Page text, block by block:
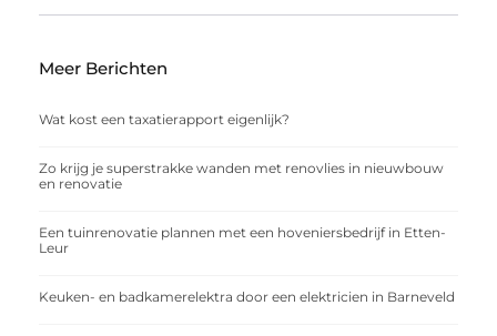
Meer Berichten
Wat kost een taxatierapport eigenlijk?
Zo krijg je superstrakke wanden met renovlies in nieuwbouw
en renovatie
Een tuinrenovatie plannen met een hoveniersbedrijf in Etten-
Leur
Keuken- en badkamerelektra door een elektricien in Barneveld